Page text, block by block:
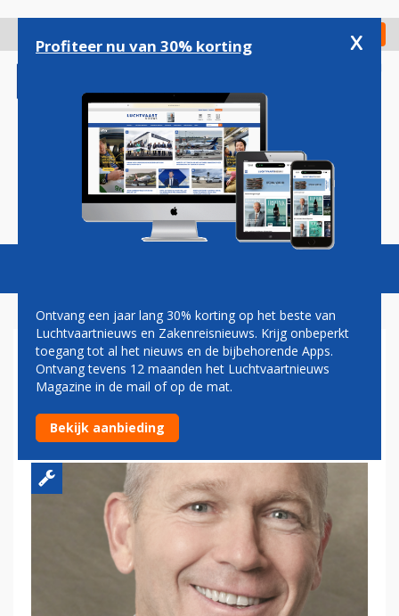
gaan
Check in
Magazine Podcasts Vacatures
TOPMAN BOEING ERKENT
PRODUCTIEFOUTEN 737 MAX
9
Profiteer nu van 30% korting x
Ontvang een jaar lang 30% korting op het beste van
Luchtvaartnieuws en Zakenreisnieuws. Krijg onbeperkt
toegang tot al het nieuws en de bijbehorende Apps.
Ontvang tevens 12 maanden het Luchtvaartnieuws
Magazine in de mail of op de mat.
Bekijk aanbieding